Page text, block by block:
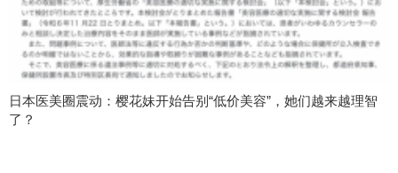
日本医美圈震动：樱花妹开始告别“低价美容”，她们越来越理智
了？